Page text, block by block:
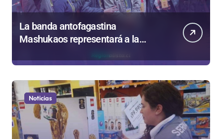
La banda antofagastina
Mashukaos representará a la
de Valparaíso
Noticias